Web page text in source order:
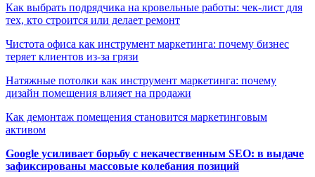
Как выбрать подрядчика на кровельные работы: чек-лист для
тех, кто строится или делает ремонт
Чистота офиса как инструмент маркетинга: почему бизнес
теряет клиентов из-за грязи
Натяжные потолки как инструмент маркетинга: почему
дизайн помещения влияет на продажи
Как демонтаж помещения становится маркетинговым
активом
Google усиливает борьбу с некачественным SEO: в выдаче
зафиксированы массовые колебания позиций